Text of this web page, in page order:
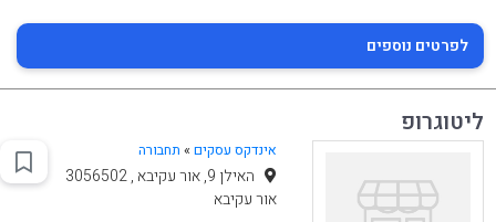
לפרטים נוספים
ליטוגרופ
אינדקס עסקים » תחבורה
האילן 9, אור עקיבא , 3056502
אור עקיבא